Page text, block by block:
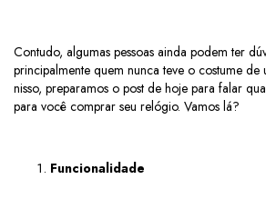
Contudo, algumas pessoas ainda podem ter
principalmente quem nunca teve o costume de
nisso, preparamos o post de hoje para falar
para você comprar seu relógio. Vamos lá?
Funcionalidade